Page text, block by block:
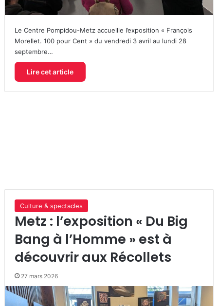
Le Centre Pompidou-Metz accueille l’exposition « François
Morellet. 100 pour Cent » du vendredi 3 avril au lundi 28
septembre…
Lire cet article
Culture & spectacles
Metz : l’exposition « Du Big
Bang à l’Homme » est à
découvrir aux Récollets
27 mars 2026